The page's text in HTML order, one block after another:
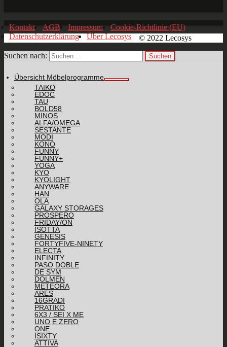
Kontakt AGB Impressum
Cookie-Richtlinie (EU)
Datenschutzerklärung
Über Lecosys © 2022 Lecosys
Suchen nach:
Übersicht Möbelprogramme
TAIKO
EDOC
TAU
BOLD58
MINOS
ALFA/OMEGA
SESTANTE
MODI
KONO
FUNNY
FUNNY+
YOGA
KYO
KYOLIGHT
ANYWARE
HAN
OLA
GALAXY STORAGES
PROSPERO
FRIDAY/ON
ISOTTA
GENESIS
FORTYFIVE-NINETY
ELECTA
INFINITY
PASO DOBLE
DE SYM
DOLMEN
METEORA
ARES
16GRADI
PRATIKO
6X3 / SEI X ME
UNO E ZERO
ONE
ISIXTY
ATTIVA